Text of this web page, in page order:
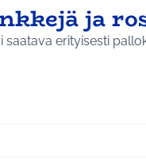
ja
saatava erityisesti
Koko Tuusula
mukaan: Ympäristö